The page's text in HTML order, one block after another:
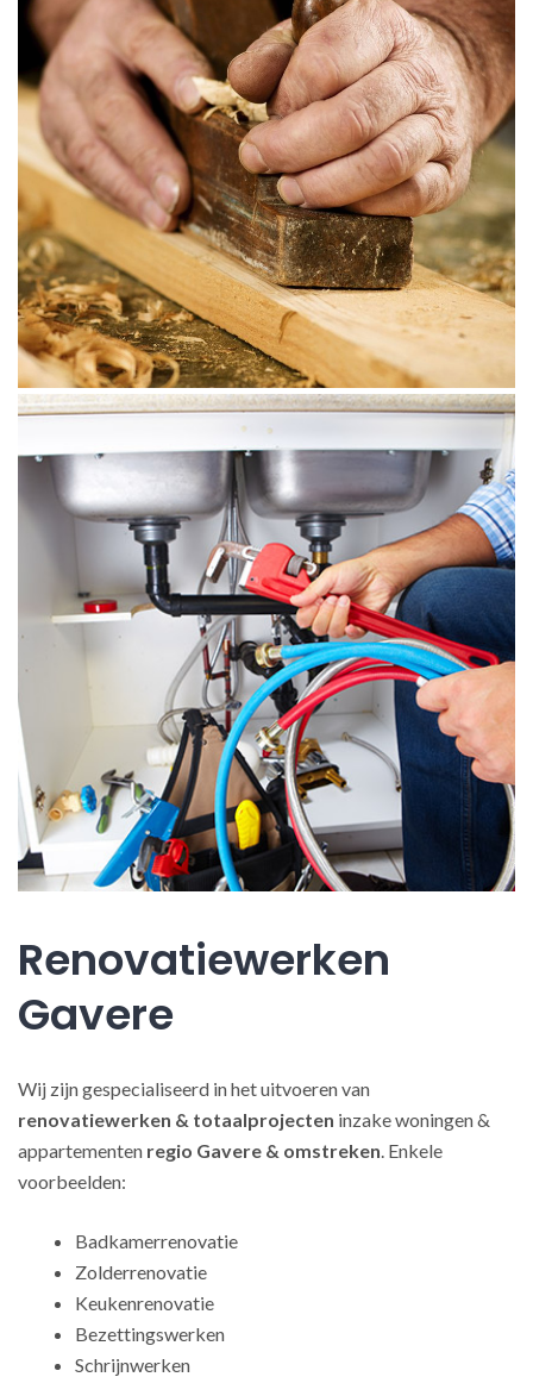
Renovatiewerken
Gavere
Wij zijn gespecialiseerd in het uitvoeren van
renovatiewerken & totaalprojecten inzake woningen &
appartementen regio Gavere & omstreken. Enkele
voorbeelden:
Badkamerrenovatie
Zolderrenovatie
Keukenrenovatie
Bezettingswerken
Schrijnwerken